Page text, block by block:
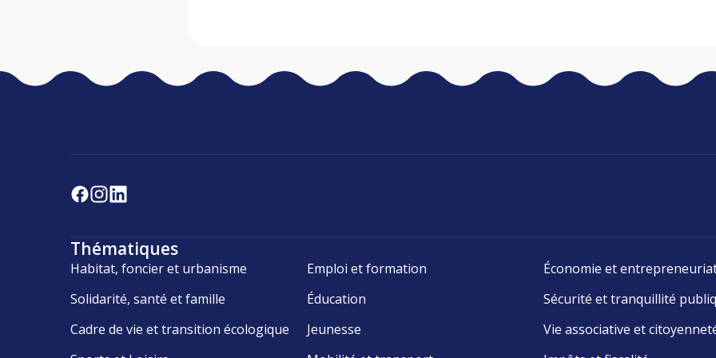
Thématiques
Habitat, foncier et urbanisme Emploi et formation
Économie et
Solidarité, santé et famille
Éducation
Sécurité et tranquillité
Cadre de vie et transition écologique
Jeunesse
Vie associative et